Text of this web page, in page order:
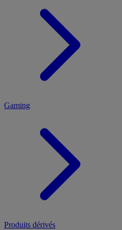
Gaming
Produits dérivés